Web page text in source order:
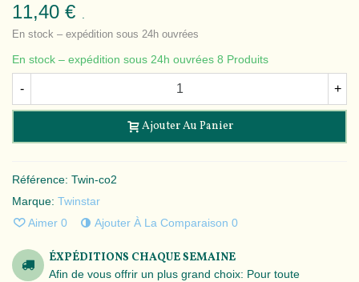
11,40 €
En stock – expédition sous 24h ouvrées
En stock – expédition sous 24h ouvrées 8 Produits
- +
Ajouter Au Panier
Référence: Twin-co2
Marque: Twinstar
Aimer 0 Ajouter À La Comparaison 0
ÉXPÉDITIONS CHAQUE SEMAINE
Afin de vous offrir un plus grand choix: Pour toute